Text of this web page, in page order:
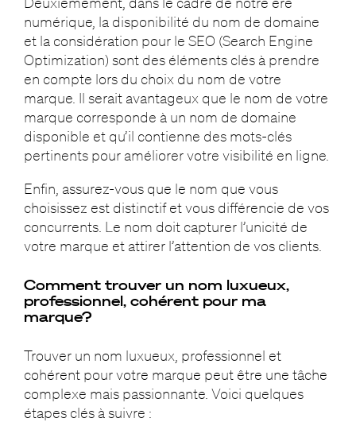
numérique, la disponibilité du nom de domaine
et la considération pour le SEO (Search Engine
Optimization) sont des éléments clés à prendre
en compte lors du choix du nom de votre
marque. Il serait avantageux que le nom de votre
marque corresponde à un nom de domaine
disponible et qu’il contienne des mots-clés
pertinents pour améliorer votre visibilité en ligne.
Enfin, assurez-vous que le nom que vous
choisissez est distinctif et vous différencie de vos
concurrents. Le nom doit capturer l’unicité de
votre marque et attirer l’attention de vos clients.
Comment trouver un nom luxueux,
professionnel, cohérent pour ma
marque?
Trouver un nom luxueux, professionnel et
cohérent pour votre marque peut être une tâche
complexe mais passionnante. Voici quelques
étapes clés à suivre :